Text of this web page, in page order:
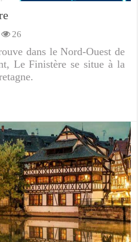
26
dans le Nord-Ouest de
Le Finistère se situe à la